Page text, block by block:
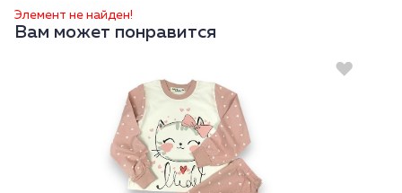
Элемент не найден!
Вам может понравится